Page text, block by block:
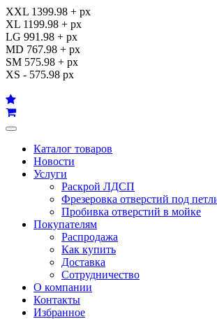
XXL 1399.98 + px
XL 1199.98 + px
LG 991.98 + px
MD 767.98 + px
SM 575.98 + px
XS - 575.98 px
Каталог товаров
Новости
Услуги
Раскрой ЛДСП
Фрезеровка отверстий под
Пробивка отверстий в мойке
Покупателям
Распродажа
Как купить
Доставка
Сотрудничество
О компании
Контакты
Избранное